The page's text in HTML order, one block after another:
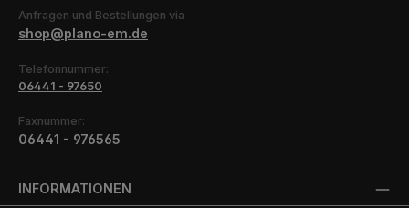
Anfragen und Bestellungen via
shop@plano-em.de
Telefonnummer:
06441 - 97650
Faxnummer:
06441 - 976565
INFORMATIONEN